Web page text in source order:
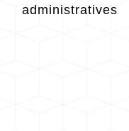
administratives